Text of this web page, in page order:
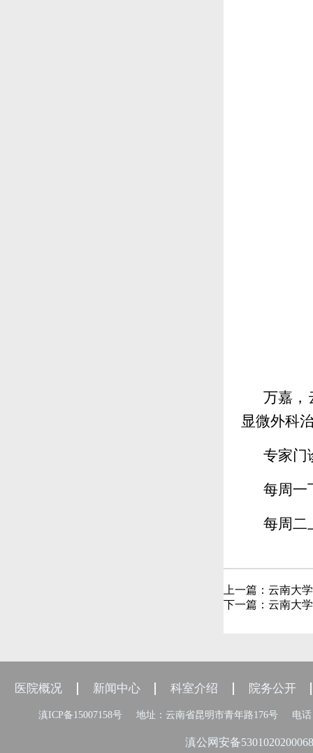
万嘉，
显微外科
专家门
每周一
每周二
上一篇： 云南大
下一篇： 云南大
医院概况 新闻中心 科室介绍 院务公开
滇ICP备15007158号 地址：云南省昆明市青年路176号 电话
滇公网安备